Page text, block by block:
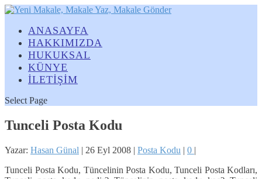
ANASAYFA
HAKKIMIZDA
HUKUKSAL
KÜNYE
İLETİŞİM
Select Page
Tunceli Posta Kodu
Yazar: Hasan Günal | 26 Eyl 2008 | Posta Kodu | 0 |
Tunceli Posta Kodu, Tüncelinin Posta Kodu, Tunceli Posta Kodları,